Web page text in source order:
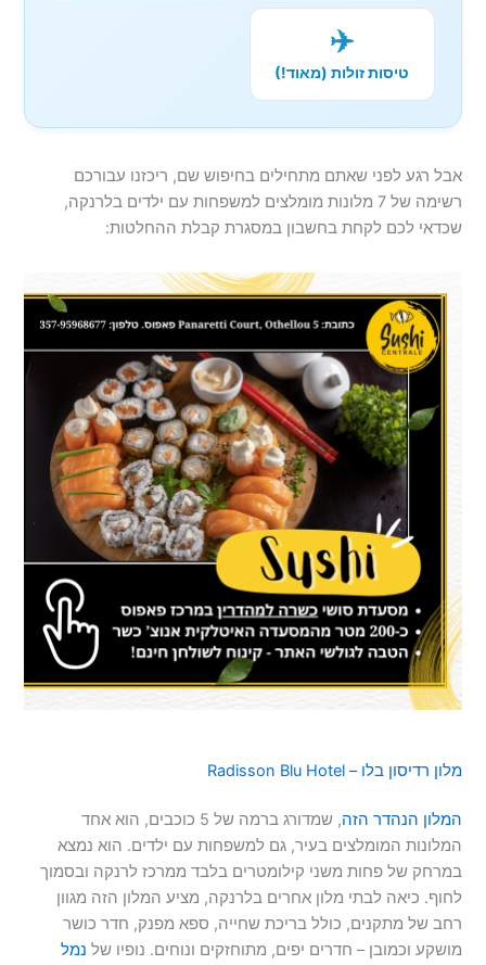
✈️
טיסות זולות (מאוד!)
אבל רגע לפני שאתם מתחילים בחיפוש שם, ריכזנו עבורכם
רשימה של 7 מלונות מומלצים למשפחות עם ילדים בלרנקה,
שכדאי לכם לקחת בחשבון במסגרת קבלת ההחלטות:
מלון רדיסון בלו – Radisson Blu Hotel
המלון הנהדר הזה
, שמדורג ברמה של 5 כוכבים, הוא אחד
המלונות המומלצים בעיר, גם למשפחות עם ילדים. הוא נמצא
במרחק של פחות משני קילומטרים בלבד ממרכז לרנקה ובסמוך
לחוף. כיאה לבתי מלון אחרים בלרנקה, מציע המלון הזה מגוון
רחב של מתקנים, כולל בריכת שחייה, ספא מפנק, חדר כושר
מושקע וכמובן – חדרים יפים, מתוחזקים ונוחים. נופיו של נמל